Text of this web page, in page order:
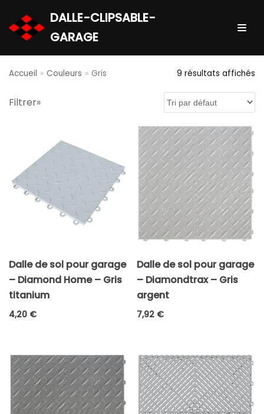
Aller
DALLE-CLIPSABLE-
GARAGE
RE
CH
ER
CH
E
Filtrer par tarif
Catégories de produits
Couleurs
Carbone
Chêne
Gris
Accueil » Couleurs » Gris 9 résultats affichés
Filtrer»
Dalle de sol pour garage
– Diamond Home – Gris
titanium
4,20 €
Dalle de sol pour garage
– Diamondtrax – Gris
argent
7,92 €